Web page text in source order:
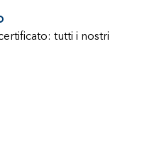
tutti i nostri